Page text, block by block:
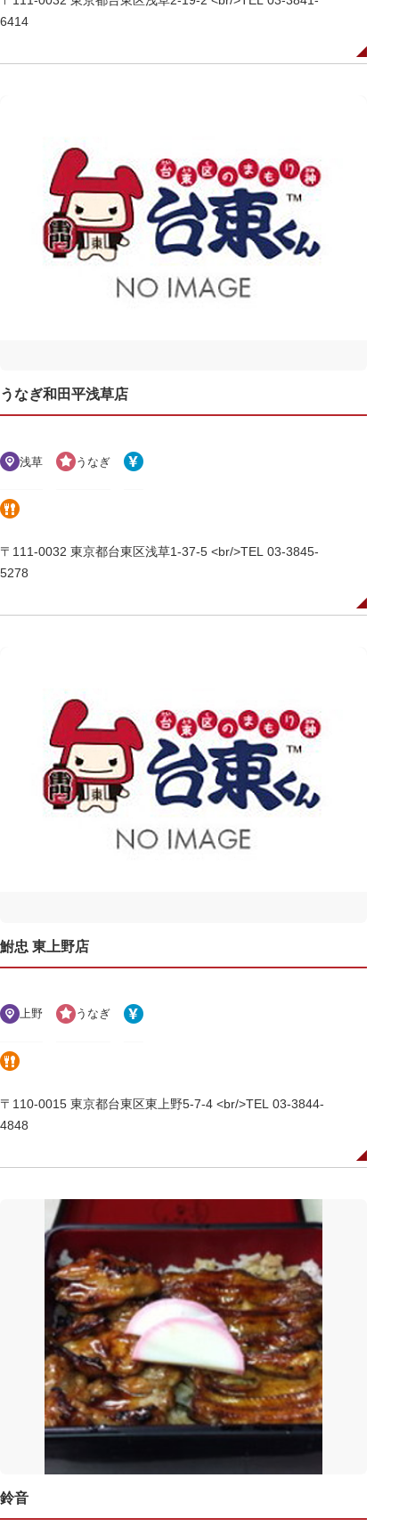
6414
うなぎ和田平浅草店
浅草 うなぎ
〒111-0032 東京都台東区浅草1-37-5 <br/>TEL 03-3845-
5278
鮒忠 東上野店
上野 うなぎ
〒110-0015 東京都台東区東上野5-7-4 <br/>TEL 03-3844-
4848
鈴音